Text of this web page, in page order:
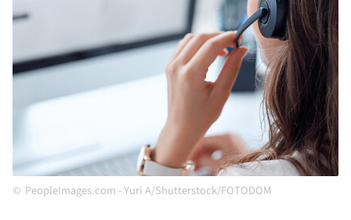
PeopleImages.com - Yuri A/Shutterstock/FOTODOM